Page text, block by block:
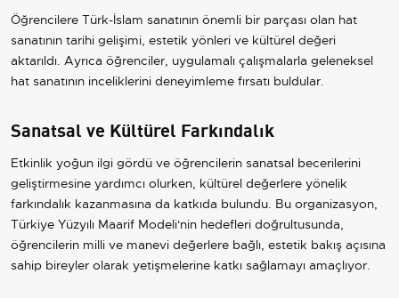
Öğrencilere Türk-İslam sanatının önemli bir parçası olan hat
sanatının tarihi gelişimi, estetik yönleri ve kültürel değeri
aktarıldı. Ayrıca öğrenciler, uygulamalı çalışmalarla geleneksel
hat sanatının inceliklerini deneyimleme fırsatı buldular.
Sanatsal ve Kültürel Farkındalık
Etkinlik yoğun ilgi gördü ve öğrencilerin sanatsal becerilerini
geliştirmesine yardımcı olurken, kültürel değerlere yönelik
farkındalık kazanmasına da katkıda bulundu. Bu organizasyon,
Türkiye Yüzyılı Maarif Modeli'nin hedefleri doğrultusunda,
öğrencilerin milli ve manevi değerlere bağlı, estetik bakış açısına
sahip bireyler olarak yetişmelerine katkı sağlamayı amaçlıyor.